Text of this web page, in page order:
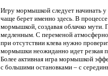
Игру мормышкой следует начинать
чаще берет именно здесь. В
мормышкой, создавая облачко
медленным. С переменой
при отсутствии клева нужно
мормышки неожиданно идет резкая
Более активная игра мормышкой
с большими остановками – с